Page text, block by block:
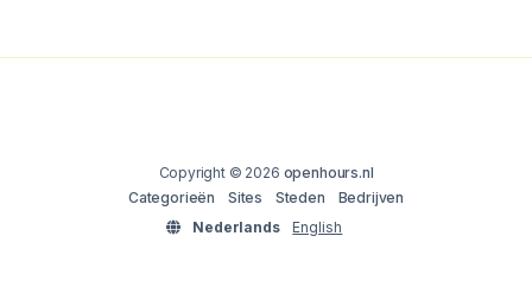
Copyright © 2026 openhours.nl
Categorieën
Sites Steden
Bedrijven
Nederlands
English